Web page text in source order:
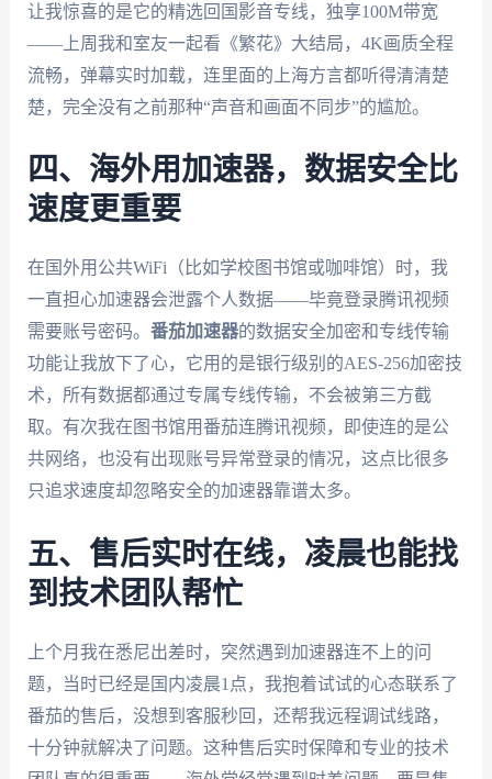
让我惊喜的是它的精选回国影音专线，独享100M带宽
——上周我和室友一起看《繁花》大结局，4K画质全程
流畅，弹幕实时加载，连里面的上海方言都听得清清楚
楚，完全没有之前那种“声音和画面不同步”的尴尬。
四、海外用加速器，数据安全比
速度更重要
在国外用公共WiFi（比如学校图书馆或咖啡馆）时，我
一直担心加速器会泄露个人数据——毕竟登录腾讯视频
需要账号密码。 番茄加速器的数据安全加密和专线传输
功能让我放下了心，它用的是银行级别的AES-256加密技
术，所有数据都通过专属专线传输，不会被第三方截
取。有次我在图书馆用番茄连腾讯视频，即使连的是公
共网络，也没有出现账号异常登录的情况，这点比很多
只追求速度却忽略安全的加速器靠谱太多。
五、售后实时在线，凌晨也能找
到技术团队帮忙
上个月我在悉尼出差时，突然遇到加速器连不上的问
题，当时已经是国内凌晨1点，我抱着试试的心态联系了
番茄的售后，没想到客服秒回，还帮我远程调试线路，
十分钟就解决了问题。这种售后实时保障和专业的技术